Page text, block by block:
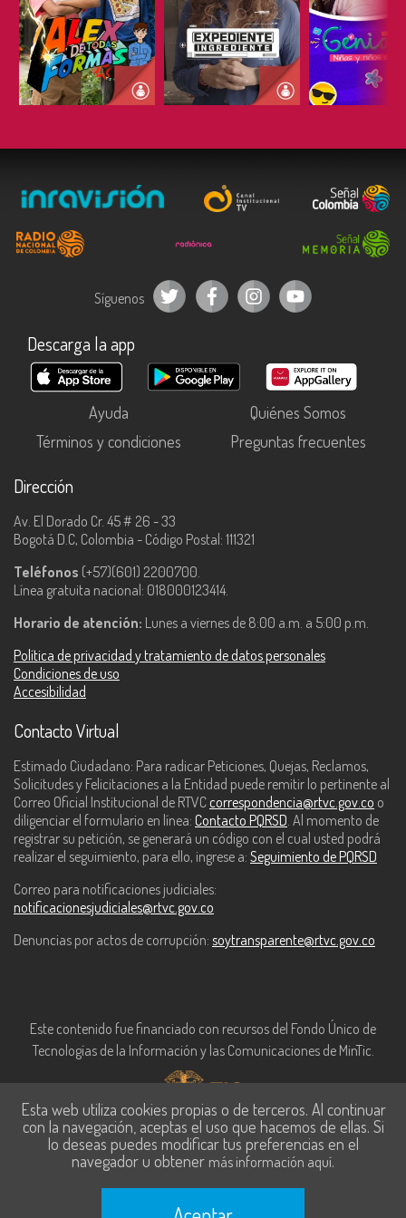
ESCUCHAR ESCUCHAR
Síguenos
Descarga la app
Ayuda
Quiénes Somos
Términos y condiciones
Preguntas frecuentes
Dirección
Av. El Dorado Cr. 45 # 26 - 33
Bogotá D.C, Colombia - Código Postal: 111321
Teléfonos (+57)(601) 2200700.
Línea gratuita nacional: 018000123414.
Horario de atención: Lunes a viernes de 8:00 a.m. a 5:00 p.m.
Política de privacidad y tratamiento de datos personales
Condiciones de uso
Accesibilidad
Contacto Virtual
Estimado Ciudadano: Para radicar Peticiones, Quejas, Reclamos,
Solicitudes y Felicitaciones a la Entidad puede remitir lo pertinente al
Correo Oficial Institucional de RTVC correspondencia@rtvc.gov.co o
diligenciar el formulario en línea: Contacto PQRSD. Al momento de
registrar su petición, se generará un código con el cual usted podrá
realizar el seguimiento, para ello, ingrese a: Seguimiento de PQRSD
Correo para notificaciones judiciales:
notificacionesjudiciales@rtvc.gov.co
Denuncias por actos de corrupción: soytransparente@rtvc.gov.co
Este contenido fue financiado con recursos del Fondo Único de
Tecnologías de la Información y las Comunicaciones de MinTic.
Esta web utiliza cookies propias o de terceros. Al continuar
con la navegación, aceptas el uso que hacemos de ellas. Si
lo deseas puedes modificar tus preferencias en el
navegador u obtener más información aquí.